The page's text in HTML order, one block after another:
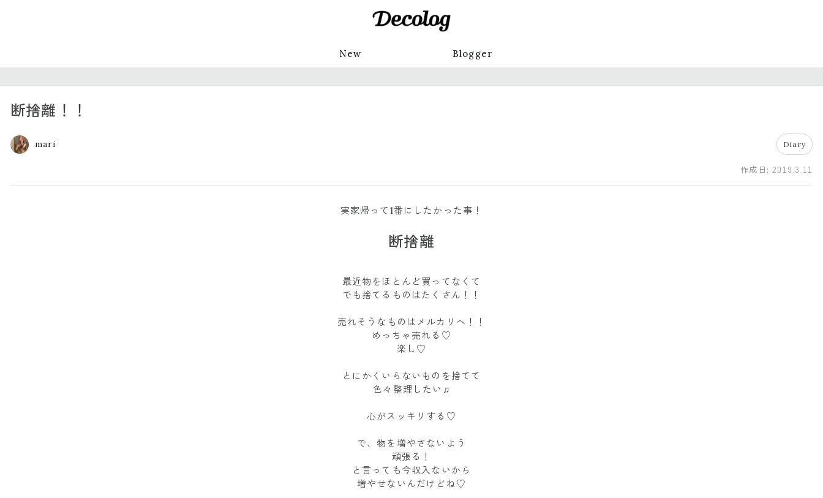
New Blogger
断捨離！！
mari Diary
作成日:2019.3.11
実家帰って1番にしたかった事！
断捨離
最近物をほとんど買ってなくて
でも捨てるものはたくさん！！
売れそうなものはメルカリへ！！
めっちゃ売れる♡
楽し♡
とにかくいらないものを捨てて
色々整理したい♫
心がスッキリする♡
で、物を増やさないよう
頑張る！
と言っても今収入ないから
増やせないんだけどね♡